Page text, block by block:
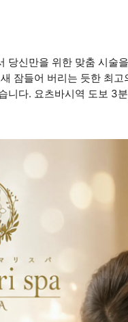
당신만을 위한 맞춤 시술
잠들어 버리는 듯한 최
니다. 요츠바시역 도보 3